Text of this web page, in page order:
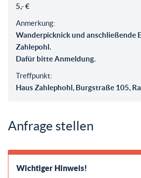
5,- €
Anmerkung:
Wanderpicknick und anschließende
Zahlepohl.
Dafür bitte Anmeldung.
Treffpunkt:
Haus Zahlephohl, Burgstraße 105,
Anfrage stellen
Wichtiger Hinweis!